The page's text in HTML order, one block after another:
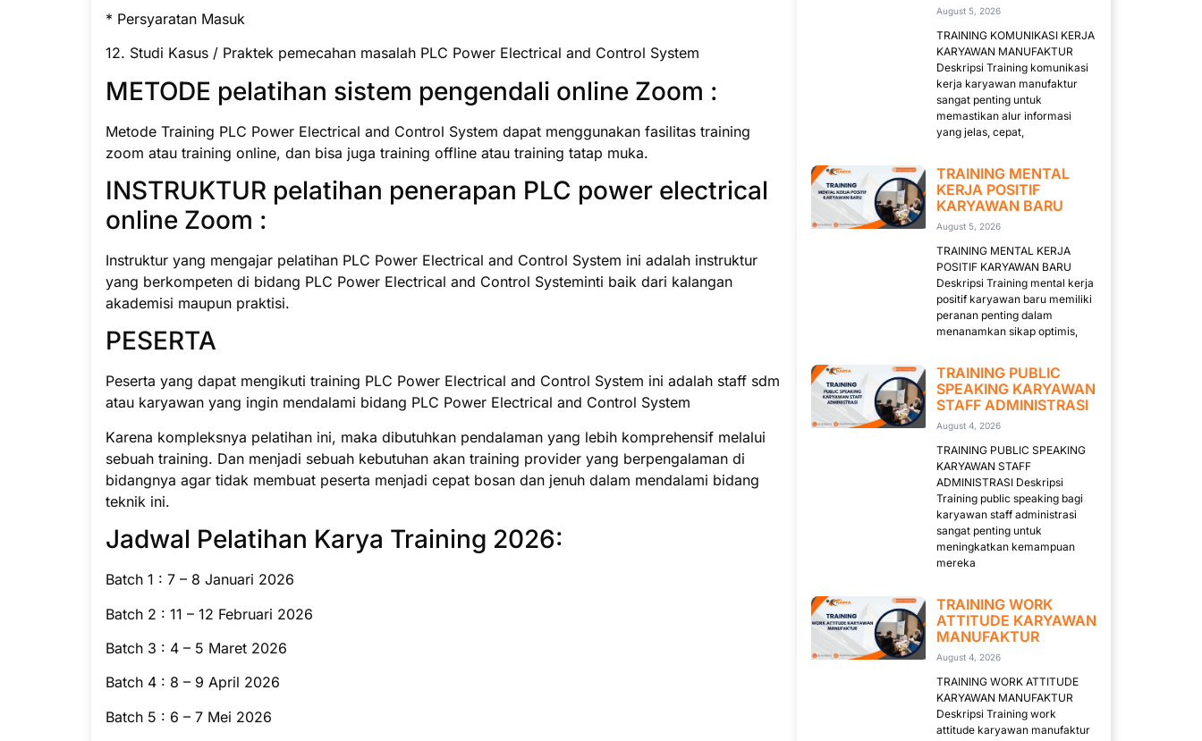
* Persyaratan Masuk
12. Studi Kasus / Praktek pemecahan masalah PLC Power Electrical and Control System
METODE pelatihan sistem pengendali online Zoom :
Metode Training PLC Power Electrical and Control System dapat menggunakan fasilitas training
zoom atau training online, dan bisa juga training offline atau training tatap muka.
INSTRUKTUR pelatihan penerapan PLC power electrical
online Zoom :
Instruktur yang mengajar pelatihan PLC Power Electrical and Control System ini adalah instruktur
yang berkompeten di bidang PLC Power Electrical and Control Systeminti baik dari kalangan
akademisi maupun praktisi.
PESERTA
Peserta yang dapat mengikuti training PLC Power Electrical and Control System ini adalah staff sdm
atau karyawan yang ingin mendalami bidang PLC Power Electrical and Control System
Karena kompleksnya pelatihan ini, maka dibutuhkan pendalaman yang lebih komprehensif melalui
sebuah training. Dan menjadi sebuah kebutuhan akan training provider yang berpengalaman di
bidangnya agar tidak membuat peserta menjadi cepat bosan dan jenuh dalam mendalami bidang
teknik ini.
Jadwal Pelatihan Karya Training 2026:
Batch 1 : 7 – 8 Januari 2026
Batch 2 : 11 – 12 Februari 2026
Batch 3 : 4 – 5 Maret 2026
Batch 4 : 8 – 9 April 2026
Batch 5 : 6 – 7 Mei 2026
August 5, 2026
TRAINING KOMUNIKASI KERJA
KARYAWAN MANUFAKTUR
Deskripsi Training komunikasi
kerja karyawan manufaktur
sangat penting untuk
memastikan alur informasi
yang jelas, cepat,
TRAINING MENTAL
KERJA POSITIF
KARYAWAN BARU
August 5, 2026
TRAINING MENTAL KERJA
POSITIF KARYAWAN BARU
Deskripsi Training mental kerja
positif karyawan baru memiliki
peranan penting dalam
menanamkan sikap optimis,
TRAINING PUBLIC
SPEAKING KARYAWAN
STAFF ADMINISTRASI
August 4, 2026
TRAINING PUBLIC SPEAKING
KARYAWAN STAFF
ADMINISTRASI Deskripsi
Training public speaking bagi
karyawan staff administrasi
sangat penting untuk
meningkatkan kemampuan
mereka
TRAINING WORK
ATTITUDE KARYAWAN
MANUFAKTUR
August 4, 2026
TRAINING WORK ATTITUDE
KARYAWAN MANUFAKTUR
Deskripsi Training work
attitude karyawan manufaktur